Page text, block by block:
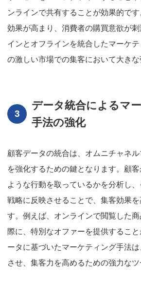
ンラインで共有することが効果的で
効果が高まり、消費者の購買意欲が
インとオフラインを統合したマーケ
の激しい市場での集客において大きな
データ統合によるマ
手法の強化
顧客データの統合は、オムニチャネ
を強化するための鍵となります。顧
ような行動を取っているかを分析し
戦略に反映させることで、集客効果
す。例えば、オンラインで閲覧した
際に、特別なオファーを提供するこ
ータに基づいたマーケティング手法
させ、集客力を高めるための強力なツ